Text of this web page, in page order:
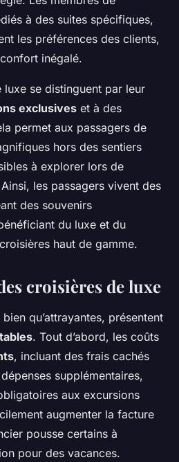
à des suites spécifiques,
les préférences des clients,
inégalé.
se distinguent par leur
exclusives et à des
permet aux passagers de
hors des sentiers
à explorer lors de
les passagers vivent des
des souvenirs
du luxe et du
haut de gamme.
croisières de luxe
qu’attrayantes, présentent
. Tout d’abord, les coûts
, incluant des frais cachés
supplémentaires,
aux excursions
augmenter la facture
pousse certains à
pour des vacances.